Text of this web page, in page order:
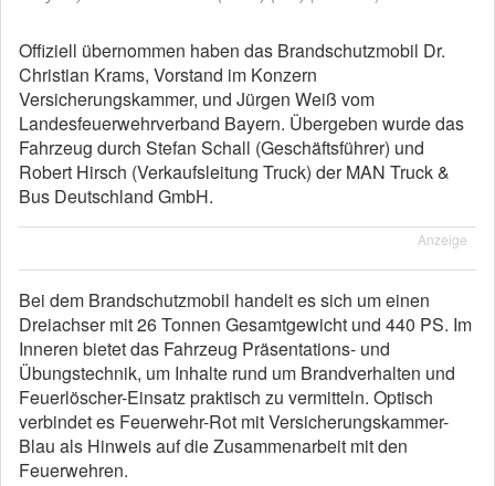
Offiziell übernommen haben das Brandschutzmobil Dr.
Christian Krams, Vorstand im Konzern
Versicherungskammer, und Jürgen Weiß vom
Landesfeuerwehrverband Bayern. Übergeben wurde das
Fahrzeug durch Stefan Schall (Geschäftsführer) und
Robert Hirsch (Verkaufsleitung Truck) der MAN Truck &
Bus Deutschland GmbH.
Anzeige
Bei dem Brandschutzmobil handelt es sich um einen
Dreiachser mit 26 Tonnen Gesamtgewicht und 440 PS. Im
Inneren bietet das Fahrzeug Präsentations- und
Übungstechnik, um Inhalte rund um Brandverhalten und
Feuerlöscher-Einsatz praktisch zu vermitteln. Optisch
verbindet es Feuerwehr-Rot mit Versicherungskammer-
Blau als Hinweis auf die Zusammenarbeit mit den
Feuerwehren.